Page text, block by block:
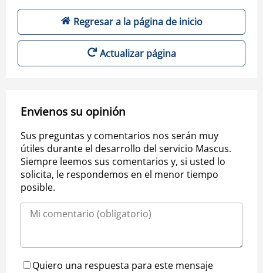
Regresar a la página de inicio
Actualizar página
Envienos su opinión
Sus preguntas y comentarios nos serán muy
útiles durante el desarrollo del servicio Mascus.
Siempre leemos sus comentarios y, si usted lo
solicita, le respondemos en el menor tiempo
posible.
Quiero una respuesta para este mensaje